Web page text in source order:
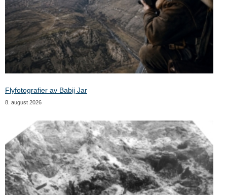
Flyfotografier av Babij Jar
8. august 2026